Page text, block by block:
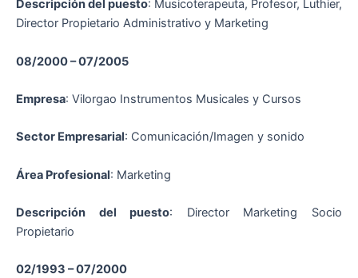
Descripción del puesto: Musicoterapeuta, Profesor, Luthier,
Director Propietario Administrativo y Marketing
08/2000 – 07/2005
Empresa: Vilorgao Instrumentos Musicales y Cursos
Sector Empresarial: Comunicación/Imagen y sonido
Área Profesional: Marketing
Descripción del puesto: Director Marketing Socio
Propietario
02/1993 – 07/2000